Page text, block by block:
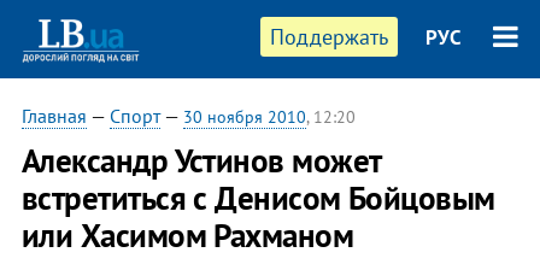
Поддержать РУС
Главная — Спорт— 30 ноября 2010, 12:20
Александр Устинов может
встретиться с Денисом Бойцовым
или Хасимом Рахманом